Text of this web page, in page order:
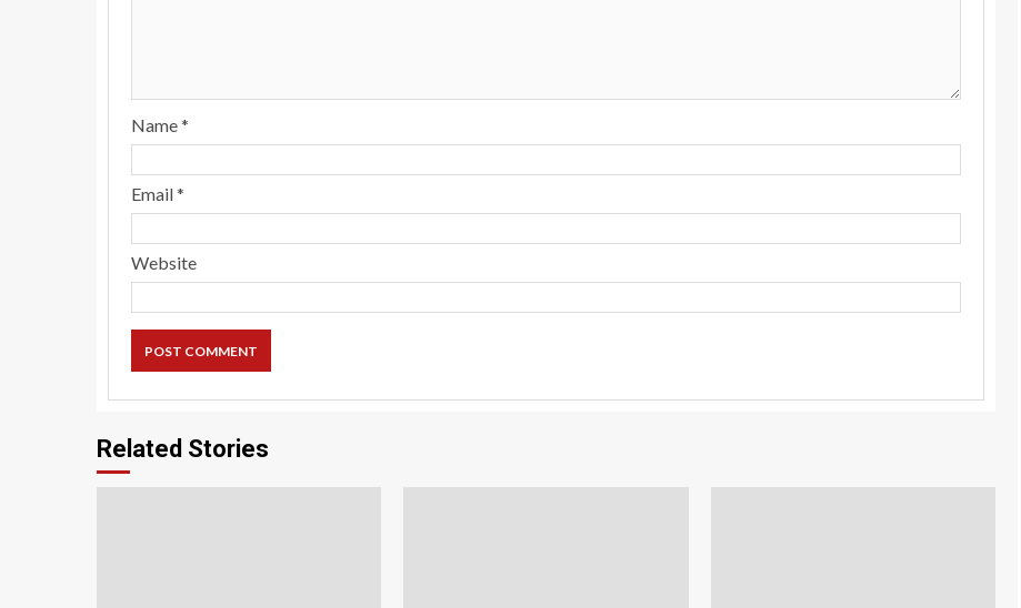
Name*
Email*
Website
Related Stories